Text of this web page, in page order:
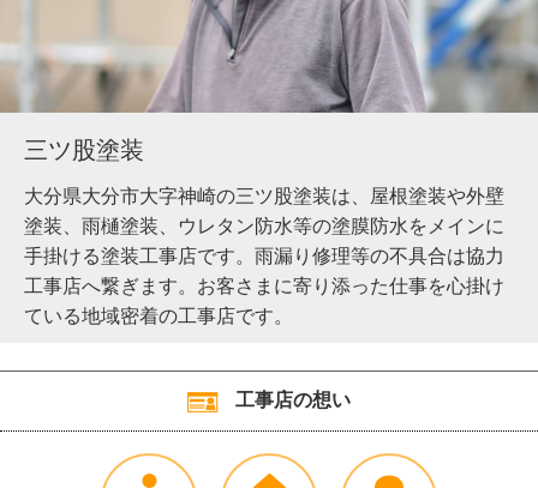
三ツ股塗装
大分県大分市大字神崎の三ツ股塗装は、屋根塗装や外壁
塗装、雨樋塗装、ウレタン防水等の塗膜防水をメインに
手掛ける塗装工事店です。雨漏り修理等の不具合は協力
工事店へ繋ぎます。お客さまに寄り添った仕事を心掛け
ている地域密着の工事店です。
工事店の想い